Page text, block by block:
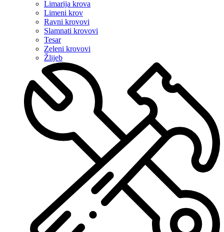
Limarija krova
Limeni krov
Ravni krovovi
Slamnati krovovi
Tesar
Zeleni krovovi
Žlijeb